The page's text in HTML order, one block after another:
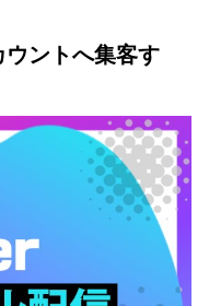
ントへ集客す